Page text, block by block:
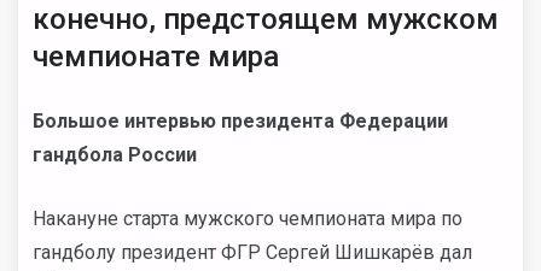
конечно, предстоящем мужском
чемпионате мира
Большое интервью президента Федерации
гандбола России
Накануне старта мужского чемпионата мира по
гандболу президент ФГР Сергей Шишкарёв дал